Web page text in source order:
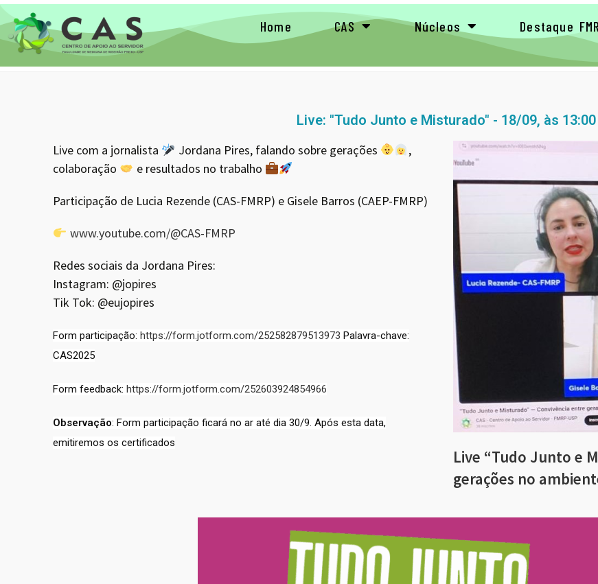
Home CAS Núcleos Destaque
Live: "Tudo Junto e Misturado" - 18/09, às 13:00
Live com a jornalista Jordana Pires, falando sobre gerações
,
colaboração
e resultados no trabalho
Participação de Lucia Rezende (CAS-FMRP) e Gisele Barros (CAEP-FMRP)
www.youtube.com/@CAS-FMRP
Redes sociais da Jordana Pires:
Instagram: @jopires
Tik Tok: @eujopires
Form participação:https://form.jotform.com/252582879513973 Palavra-chave:
CAS2025
Form feedback:https://form.jotform.com/252603924854966
Observação: Form participação ficará no ar até dia 30/9. Após esta data,
emitiremos os certificados
Live “Tudo Junto e
gerações no